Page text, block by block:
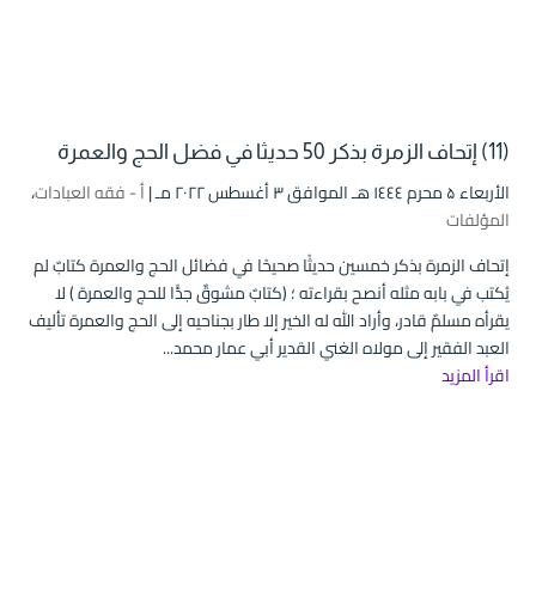
(11) إتحاف الزمرة بذكر 50 حديثا في فضل الحج والعمرة
الأربعاء ۵ محرم ۱٤٤٤ هـ الموافق ۳ أغسطس ۲۰۲۲ مـ | أ - فقه العبادات،
المؤلفات
إتحاف الزمرة بذكر خمسين حديثًا صحيحًا في فضائل الحج والعمرة كتابٌ لم
يُكتب في بابه مثله أنصح بقراءته ؛ (كتابٌ مشوقٌ جدًّا للحج والعمرة ) لا
يقرأه مسلمٌ قادر، وأراد الله له الخير إلا طار بجناحيه إلى الحج والعمرة تأليف
العبد الفقير إلى مولاه الغني القدير أبي عمار محمد...
اقرأ المزيد